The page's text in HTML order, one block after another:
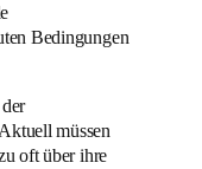
Bedingungen
müssen
oft über ihre